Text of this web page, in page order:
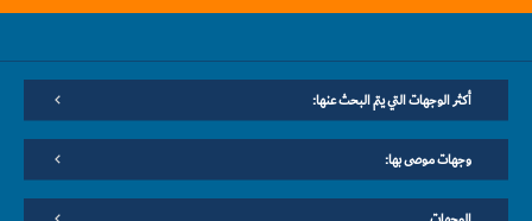
أكثر الوجهات التي يتم البحث عنها:
وجهات موصى بها: